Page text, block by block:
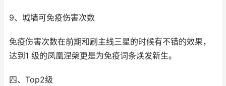
9、城墙可免疫伤害次数
免疫伤害次数在前期和刷主线三星的时候有不错的效果，
达到1 级的凤凰涅槃更是为免疫词条焕发新生。
四、Top2级